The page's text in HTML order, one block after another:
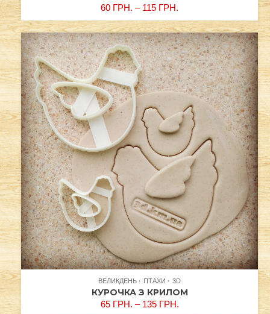
60 ГРН. – 115 ГРН.
ВЕЛИКДЕНЬ ПТАХИ 3D
КУРОЧКА З КРИЛОМ
65 ГРН. – 135 ГРН.